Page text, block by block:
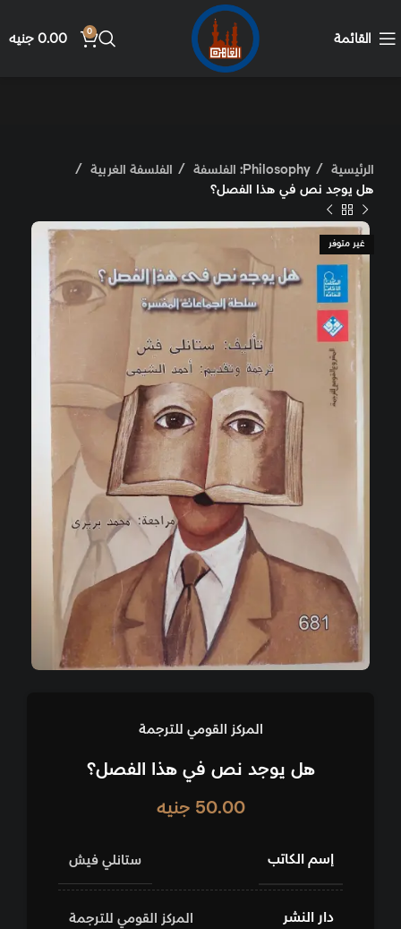
القائمة 0
0.00 جنيه
الرئيسية Philosophy: الفلسفة
الفلسفة الغربية
هل يوجد نص في هذا الفصل؟
غير متوفر
المركز القومي للترجمة
هل يوجد نص في هذا الفصل؟
50.00 جنيه
إسم الكاتب ستانلي فيش
دار النشر المركز القومي للترجمة